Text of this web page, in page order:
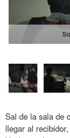
Sal de la sala de
llegar al